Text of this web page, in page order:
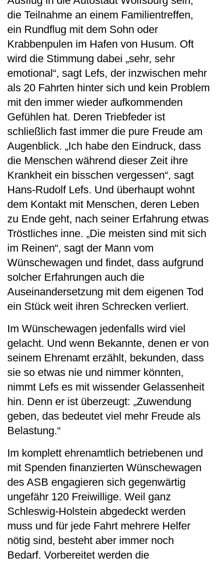
die Teilnahme an einem Familientreffen,
ein Rundflug mit dem Sohn oder
Krabbenpulen im Hafen von Husum. Oft
wird die Stimmung dabei „sehr, sehr
emotional“, sagt Lefs, der inzwischen mehr
als 20 Fahrten hinter sich und kein Problem
mit den immer wieder aufkommenden
Gefühlen hat. Deren Triebfeder ist
schließlich fast immer die pure Freude am
Augenblick. „Ich habe den Eindruck, dass
die Menschen während dieser Zeit ihre
Krankheit ein bisschen vergessen“, sagt
Hans-Rudolf Lefs. Und überhaupt wohnt
dem Kontakt mit Menschen, deren Leben
zu Ende geht, nach seiner Erfahrung etwas
Tröstliches inne. „Die meisten sind mit sich
im Reinen“, sagt der Mann vom
Wünschewagen und findet, dass aufgrund
solcher Erfahrungen auch die
Auseinandersetzung mit dem eigenen Tod
ein Stück weit ihren Schrecken verliert.
Im Wünschewagen jedenfalls wird viel
gelacht. Und wenn Bekannte, denen er von
seinem Ehrenamt erzählt, bekunden, dass
sie so etwas nie und nimmer könnten,
nimmt Lefs es mit wissender Gelassenheit
hin. Denn er ist überzeugt: „Zuwendung
geben, das bedeutet viel mehr Freude als
Belastung.“
Im komplett ehrenamtlich betriebenen und
mit Spenden finanzierten Wünschewagen
des ASB engagieren sich gegenwärtig
ungefähr 120 Freiwillige. Weil ganz
Schleswig-Holstein abgedeckt werden
muss und für jede Fahrt mehrere Helfer
nötig sind, besteht aber immer noch
Bedarf. Vorbereitet werden die